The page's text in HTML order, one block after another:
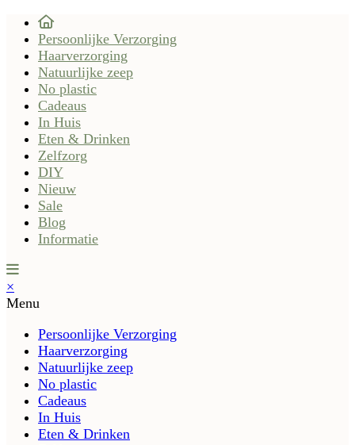
Persoonlijke Verzorging
Haarverzorging
Natuurlijke zeep
No plastic
Cadeaus
In Huis
Eten & Drinken
Zelfzorg
DIY
Nieuw
Sale
Blog
Informatie
×
Menu
Persoonlijke Verzorging
Haarverzorging
Natuurlijke zeep
No plastic
Cadeaus
In Huis
Eten & Drinken